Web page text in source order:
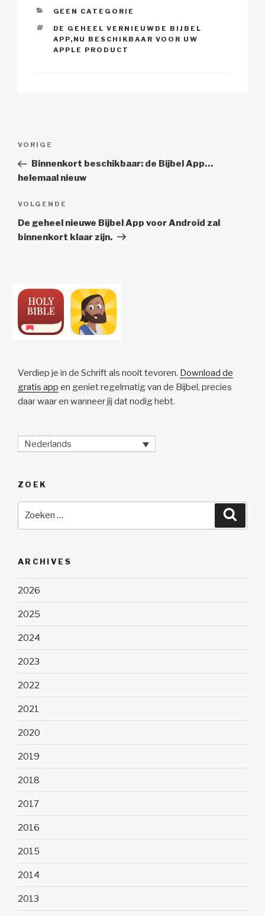
k
CATEGORIEËN
GEEN CATEGORIE
TAGS
DE GEHEEL VERNIEUWDE BIJBEL
APP, NU BESCHIKBAAR VOOR UW
APPLE PRODUCT
Vorig
bericht
VORIGE
Binnenkort beschikbaar: de Bijbel App…
helemaal nieuw
Volgend
Bericht
VOLGENDE
De geheel nieuwe Bijbel App voor Android zal
binnenkort klaar zijn.
Verdiep je in de Schrift als nooit tevoren. Download de
gratis app en geniet regelmatig van de Bijbel, precies
daar waar en wanneer jij dat nodig hebt.
Nederlands
ZOEK
ARCHIVES
2026
2025
2024
2023
2022
2021
2020
2019
2018
2017
2016
2015
2014
2013